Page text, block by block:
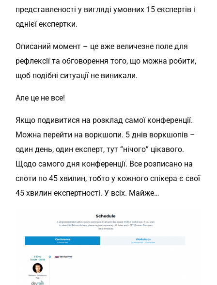
представленості у вигляді умовних 15 експертів і
однієї експертки.
Описаний момент – це вже величезне поле для
рефлексії та обговорення того, що можна робити,
щоб подібні ситуації не виникали.
Але це не все!
Якщо подивитися на розклад самої конференції.
Можна перейти на воркшопи. 5 днів воркшопів –
один день, один експерт, тут “нічого” цікавого.
Щодо самого дня конференції. Все розписано на
слоти по 45 хвилин, тобто у кожного спікера є свої
45 хвилин експертності. У всіх. Майже…